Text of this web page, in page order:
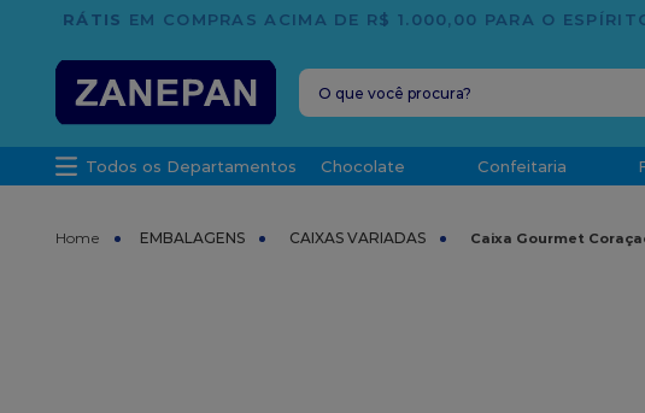
O que você procura?
Todos os Departamentos Chocolate Confeitaria
EMBALAGENS CAIXAS VARIADAS Caixa Gourmet
caixa